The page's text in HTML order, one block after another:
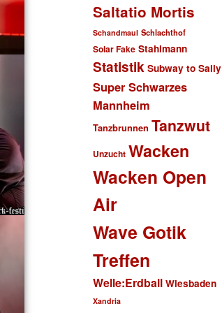
Saltatio Mortis
Schandmaul Schlachthof
Solar Fake Stahlmann
Statistik Subway to Sally
Super Schwarzes
Mannheim
Tanzbrunnen Tanzwut
Unzucht Wacken
Wacken Open
Air
Wave Gotik
Treffen
Welle:Erdball Wiesbaden
Xandria